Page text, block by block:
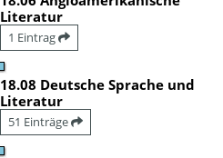
Literatur
1 Eintrag
18.08 Deutsche Sprache und
Literatur
51 Einträge